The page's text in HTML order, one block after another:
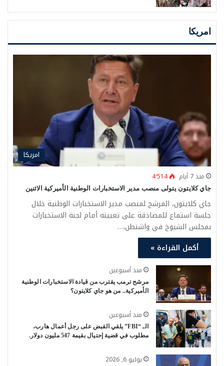
امريكا
امريكا
منذ 7 أيام 4٬514
جاي كلايتون يتولى منصب مدير الاستخبارات الوطنية الأميركية الاثنين
جاي كلايتون، المرشح لمنصب مدير الاستخبارات الوطنية خلال
جلسة استماع للمصادقة على تعيينه أمام لجنة الاستخبارات
بمجلس الشيوخ في واشنطن،…
أكمل القراءة »
منذ أسبوعين
مرشح ترمب يقترب من قيادة الاستخبارات الوطنية
الأميركية.. من هو جاي كلايتون؟
منذ أسبوعين
الـ “FBI” يلقي القبض على رجل أعمال هارب،
مطلوب في قضية إحتيال بقيمة 547 مليون دولار.
يوليو 6, 2026